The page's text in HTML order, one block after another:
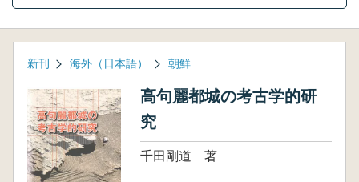
新刊 海外（日本語） 朝鮮
高句麗都城の考古学的研
究
千田剛道 著